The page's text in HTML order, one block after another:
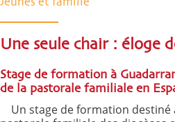
Jeunes et famille
Une seule chair : éloge
Stage de formation à
de la pastorale familiale en
Un stage de formation destiné